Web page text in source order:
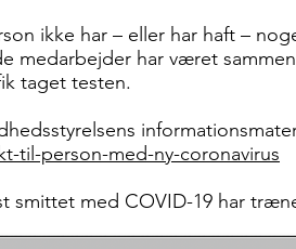
ikke har – eller har haft –
medarbejder har været
taget testen.
til-person-med-ny-coronavirus
smittet med COVID-19 har